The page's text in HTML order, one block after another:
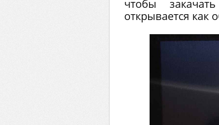
чтобы
открывается как